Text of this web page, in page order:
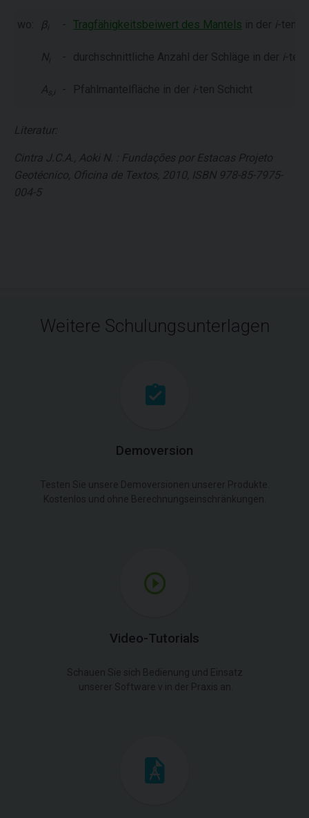
wo: β - Tragfähigkeitsbeiwert des Mantels in der i-ten
N - durchschnittliche Anzahl der Schläge in der i-ten
As,i - Pfahlmantelfläche in der i-ten Schicht
Literatur:
Cintra J.C.A., Aoki N. : Fundações por Estacas Projeto
Geotécnico, Oficina de Textos, 2010, ISBN 978-85-7975-
004-5
Weitere Schulungsunterlagen
Demoversion
Testen Sie unsere Demoversionen unserer Produkte.
Kostenlos und ohne Berechnungseinschränkungen.
Video-Tutorials
Schauen Sie sich Bedienung und Einsatz
unserer Software v in der Praxis an.